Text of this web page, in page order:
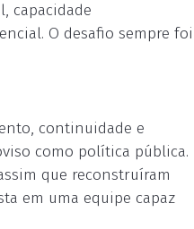
capacidade
O desafio sempre foi
continuidade e
como política pública.
que reconstruíram
em uma equipe capaz